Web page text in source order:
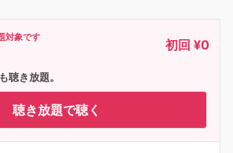
対象です 初回 ¥0
聴き放題。
聴き放題で聴く